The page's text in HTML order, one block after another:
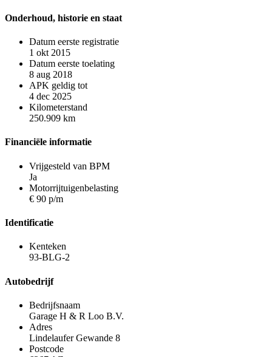
Onderhoud, historie en staat
Datum eerste registratie
1 okt 2015
Datum eerste toelating
8 aug 2018
APK geldig tot
4 dec 2025
Kilometerstand
250.909 km
Financiële informatie
Vrijgesteld van BPM
Ja
Motorrijtuigenbelasting
€ 90 p/m
Identificatie
Kenteken
93-BLG-2
Autobedrijf
Bedrijfsnaam
Garage H & R Loo B.V.
Adres
Lindelaufer Gewande 8
Postcode